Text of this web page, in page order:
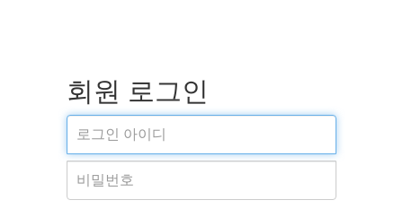
회원 로그인